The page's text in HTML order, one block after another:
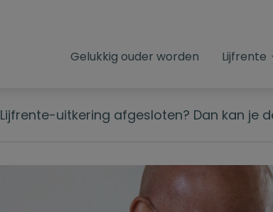
Gelukkig ouder worden Lijfrente
Lijfrente-uitkering afgesloten? Dan kan je